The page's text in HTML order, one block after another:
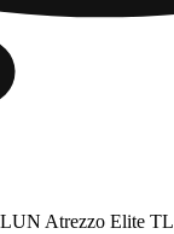
Atrezzo Elite TL